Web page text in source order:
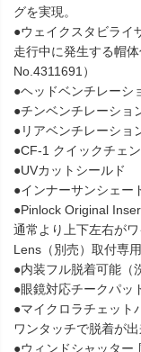
グを実現。
●ウェイクスタビライ
走行中に発生する帽
No.4311691）
●ヘッドベンチレーシ
●チンベンチレーショ
●リアベンチレーショ
●CF-1 クイックチェ
●UVカットシールド
●インナーサンシェー
●Pinlock Original
通常より上下左右が
Lens（別売）取付専
●内装フル脱着可能（
●眼鏡対応チークパッ
●マイクロラチェット
ワンタッチで脱着が
●ウィンドシャッター